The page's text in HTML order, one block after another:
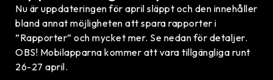
Nu är uppdateringen för april släppt och den innehåller
bland annat möjligheten att spara rapporter i
”Rapporter” och mycket mer. Se nedan för detaljer.
OBS! Mobilapparna kommer att vara tillgängliga runt
26-27 april.